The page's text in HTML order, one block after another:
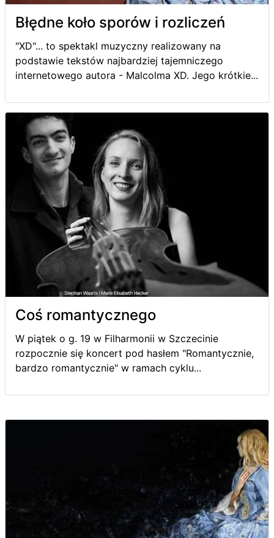
Błędne koło sporów i rozliczeń
"XD"... to spektakl muzyczny realizowany na
podstawie tekstów najbardziej tajemniczego
internetowego autora - Malcolma XD. Jego krótkie...
Coś romantycznego
W piątek o g. 19 w Filharmonii w Szczecinie
rozpocznie się koncert pod hasłem "Romantycznie,
bardzo romantycznie" w ramach cyklu...